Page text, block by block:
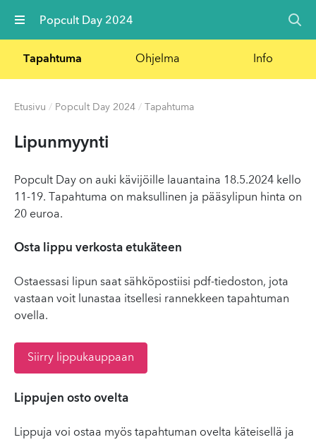
Valikko Popcult Day 2024
Tapahtuma Ohjelma Info
Etusivu / Popcult Day 2024 / Tapahtuma
Lipunmyynti
Popcult Day on auki kävijöille lauantaina 18.5.2024 kello
11-19. Tapahtuma on maksullinen ja pääsylipun hinta on
20 euroa.
Osta lippu verkosta etukäteen
Ostaessasi lipun saat sähköpostiisi pdf-tiedoston, jota
vastaan voit lunastaa itsellesi rannekkeen tapahtuman
ovella.
Siirry lippukauppaan
Lippujen osto ovelta
Lippuja voi ostaa myös tapahtuman ovelta käteisellä ja